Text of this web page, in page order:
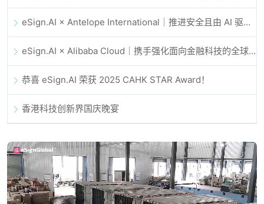
eSign.AI × Antelope International｜推进安全且由 AI 驱动的数字化工作流
eSign.AI × Alibaba Cloud｜携手强化面向金融科技的全球数字信任
恭喜 eSign.AI 荣获 2025 CAHK STAR Award！
香港科技创新界国庆晚宴